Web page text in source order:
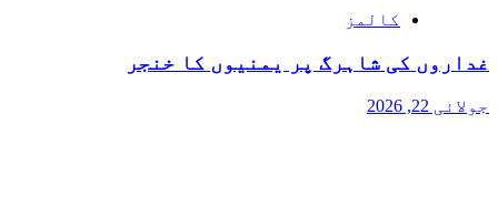
کالمز
غداروں کی شاہرگ پر یمنیوں کا خنجر
جولائی 22, 2026